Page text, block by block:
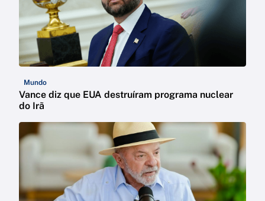
Mundo
Vance diz que EUA destruíram programa nuclear
do Irã